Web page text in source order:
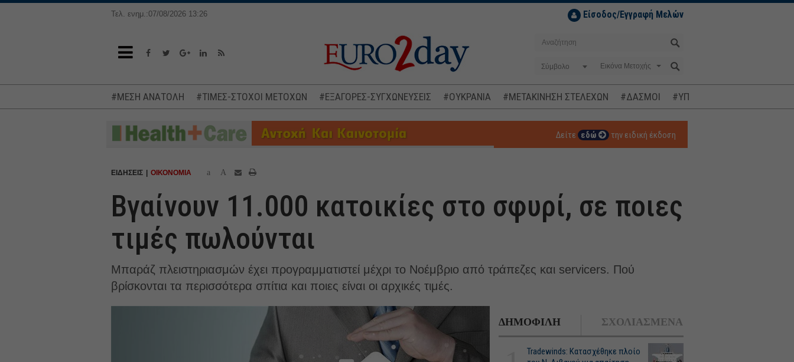
Τελ. ενημ.:07/08/2026 13:26 Είσοδος/Εγγραφή Μελών
Σύμβολο
#ΜΕΣΗ ΑΝΑΤΟΛΗ #ΤΙΜΕΣ-ΣΤΟΧΟΙ ΜΕΤΟΧΩΝ #ΕΞΑΓΟΡΕΣ-ΣΥΓΧΩΝΕΥΣΕΙΣ #ΟΥΚΡΑΝΙΑ #ΜΕΤΑΚΙΝΗΣΗ ΣΤΕΛΕΧΩΝ #ΔΑΣΜΟΙ #ΥΠΟΚΛΟΠΕΣ
Δείτε εδώ την ειδική έκδοση
ΕΙΔΗΣΕΙΣ ΟΙΚΟΝΟΜΙΑ a A
Βγαίνουν 11.000 κατοικίες στο σφυρί, σε ποιες
τιμές πωλούνται
Μπαράζ πλειστηριασμών έχει προγραμματιστεί μέχρι το Νοέμβριο από τράπεζες και servicers. Πού
βρίσκονται τα περισσότερα σπίτια και ποιες είναι οι αρχικές τιμές.
ΔΗΜΟΦΙΛΗ ΣΧΟΛΙΑΣΜΕΝΑ
Tradewinds: Κατασχέθηκε πλοίο